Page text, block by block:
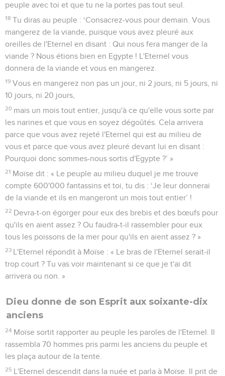
peuple avec toi et que tu ne la portes pas tout seul.
18 Tu diras au peuple : ‘Consacrez-vous pour demain. Vous
mangerez de la viande, puisque vous avez pleuré aux
oreilles de l'Eternel en disant : Qui nous fera manger de la
viande ? Nous étions bien en Egypte ! L'Eternel vous
donnera de la viande et vous en mangerez.
19 Vous en mangerez non pas un jour, ni 2 jours, ni 5 jours, ni
10 jours, ni 20 jours,
20 mais un mois tout entier, jusqu'à ce qu'elle vous sorte par
les narines et que vous en soyez dégoûtés. Cela arrivera
parce que vous avez rejeté l'Eternel qui est au milieu de
vous et parce que vous avez pleuré devant lui en disant :
Pourquoi donc sommes-nous sortis d'Egypte ?’ »
21 Moïse dit : « Le peuple au milieu duquel je me trouve
compte 600'000 fantassins et toi, tu dis : ‘Je leur donnerai
de la viande et ils en mangeront un mois tout entier’ !
22 Devra-t-on égorger pour eux des brebis et des bœufs pour
qu'ils en aient assez ? Ou faudra-t-il rassembler pour eux
tous les poissons de la mer pour qu'ils en aient assez ? »
23 L'Eternel répondit à Moïse : « Le bras de l'Eternel serait-il
trop court ? Tu vas voir maintenant si ce que je t'ai dit
arrivera ou non. »
Dieu donne de son Esprit aux soixante-dix
anciens
24 Moïse sortit rapporter au peuple les paroles de l'Eternel. Il
rassembla 70 hommes pris parmi les anciens du peuple et
les plaça autour de la tente.
25 L'Eternel descendit dans la nuée et parla à Moïse. Il prit de